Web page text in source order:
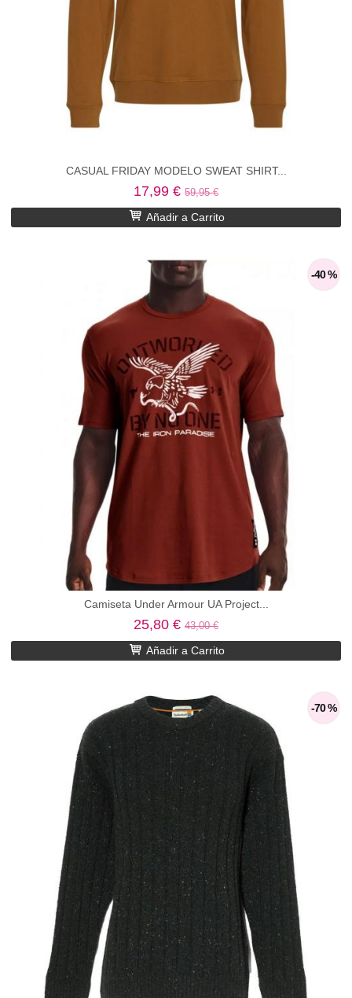
CASUAL FRIDAY MODELO SWEAT SHIRT...
17,99 € 59,95 €
Añadir a Carrito
-40 %
Camiseta Under Armour UA Project...
25,80 € 43,00 €
Añadir a Carrito
-70 %